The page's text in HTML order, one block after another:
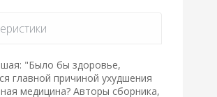
"Было бы здоровье,
главной причиной ухудшения
медицина? Авторы сборника,